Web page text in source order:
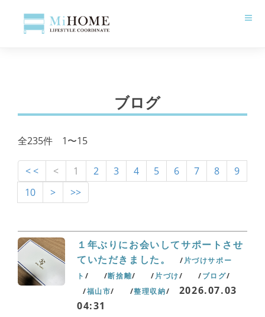
ブログ
全235件 1〜15
< < < 1 2 3 4 5 6 7 8
9
10
> >>
１年ぶりにお会いしてサポートさせ
ていただきました。
片づけサポー
ト
断捨離 片づけ
ブログ
福山市
整理収納
2026.07.03
04:31